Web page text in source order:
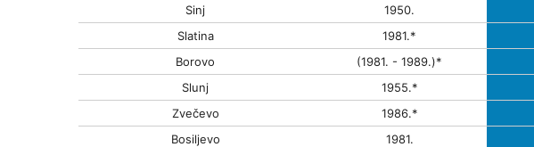
Sinj
1950.
Slatina
1981.*
Borovo
(1981. - 1989.)*
Slunj
1955.*
Zvečevo
1986.*
Bosiljevo
1981.